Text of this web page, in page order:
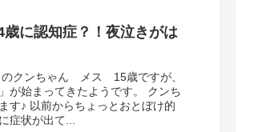
歳に認知症？！夜泣きがは
のクンちゃん メス 15歳ですが、
が始まってきたようです。 クンち
す♪ 以前からちょっとおとぼけ的
症状が出て...